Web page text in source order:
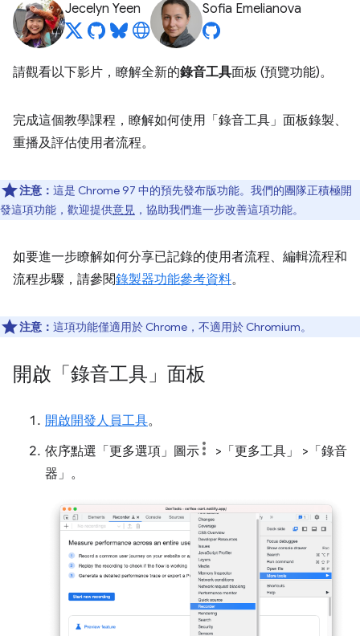
Jecelyn Yeen Sofia Emelianova
請觀看以下影片，瞭解全新的錄音工具面板 (預覽功能)。
完成這個教學課程，瞭解如何使用「錄音工具」 面板錄製、
重播及評估使用者流程。
注意： 這是 Chrome 97 中的預先發布版功能。我們的團隊正積極開
發這項功能，歡迎提供意見 ，協助我們進一步改善這項功能。
如要進一步瞭解如何分享已記錄的使用者流程、編輯流程和
流程步驟，請參閱錄製器功能參考資料。
注意： 這項功能僅適用於 Chrome，不適用於 Chromium。
開啟「錄音工具」面板
開啟開發人員工具。
依序點選「更多選項」 圖示 >「更多工具」
>「錄音
器」 。